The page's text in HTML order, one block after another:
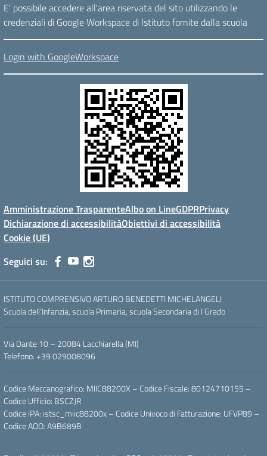
E' possibile accedere all'area riservata del sito utilizzando le
credenziali di Google Workspace di Istituto fornite dalla scuola
Login with GoogleWorkspace
Amministrazione TrasparenteAlbo on LineGDPRPrivacy
Dichiarazione di accessibilitàObiettivi di accessibilità
Cookie (UE)
Seguici su:
ISTITUTO COMPRENSIVO ARTURO BENEDETTI MICHELANGELI
Scuola dell'Infanzia, scuola Primaria, scuola Secondaria di I Grado
Via Dante 10 – 20084 Lacchiarella (MI)
Telefono: +39 029008096
Codice Meccanografico: MIIC88200X – Codice Fiscale: 80124710155 –
Codice Ufficio: BSCZJR
Codice iPA: istsc_miic88200x – Codice Univoco di Fatturazione: UFVP89 –
Codice AOO: A9B689B